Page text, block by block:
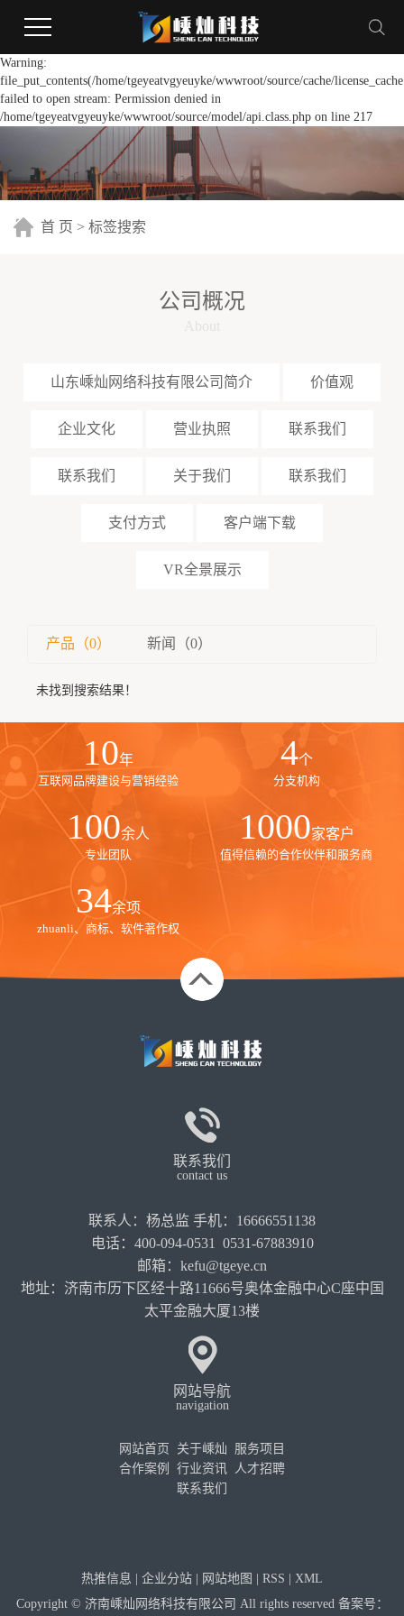
Warning:
file_put_contents(/home/tgeyeatvgyeuyke/wwwroot/source/cache/
failed to open stream: Permission denied in
/home/tgeyeatvgyeuyke/wwwroot/source/model/api.class.php on line 217
首 页 > 标签搜索
公司概况
山东嵊灿网络科技有限公司简介 价值观
企业文化 营业执照 联系我们
联系我们 关于我们 联系我们
支付方式 客户端下载
VR全景展示
产品（0） 新闻（0）
未找到搜索结果！
10年
互联网品牌建设与营销经验
4个
分支机构
100余人
专业团队
1000家客户
值得信赖的合作伙伴和服务商
35余项
zhuanli、商标、软件著作权
联系我们
contact us
联系人：杨总监 手机：16666551138
电话：400-094-0531 0531-67883910
邮箱：kefu@tgeye.cn
地址：济南市历下区经十路11666号奥体金融中心C座中国
太平金融大厦13楼
网站导航
navigation
网站首页 关于嵊灿
服务项目
合作案例
行业资讯
人才招聘
联系我们
热推信息 | 企业分站 | 网站地图 | RSS | XML
Copyright © 济南嵊灿网络科技有限公司 All rights reserved 备案号：